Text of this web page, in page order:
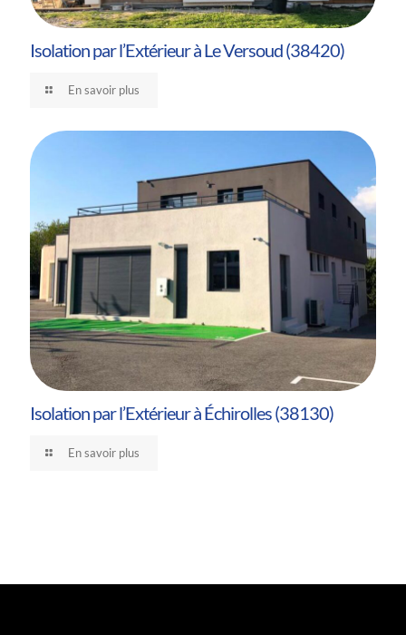
Isolation par l’Extérieur à Le Versoud (38420)
En savoir plus
Isolation par l’Extérieur à Échirolles (38130)
En savoir plus